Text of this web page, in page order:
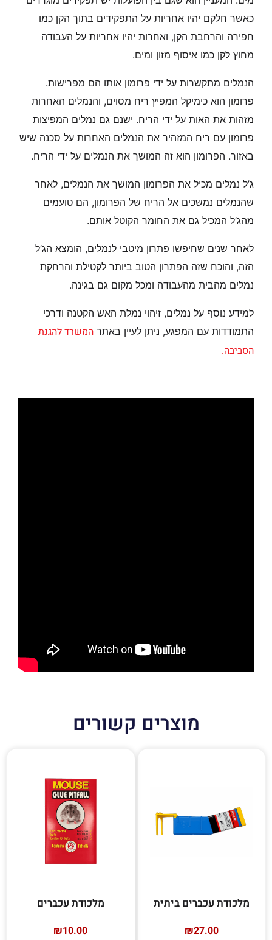
כאשר חלקם יהיו אחריות על התפקידים בתוך הקן כמו
חפירה והרחבת הקן, ואחרות יהיו אחריות על העבודה
מחוץ לקן כמו איסוף מזון ומים.
הנמלים מתקשרות על ידי פרומון אותו הם מפרישות.
פרומון הוא כימיקל המפיץ ריח מסוים, והנמלים האחרות
מזהות את האות על ידי הריח. ישנם גם נמלים המפיצות
פרומון עם ריח המזהיר את הנמלים האחרות על סכנה שיש
באזור. הפרומון הוא זה המושך את הנמלים על ידי הריח.
ג’ל נמלים מכיל את הפרומון המושך את הנמלים, לאחר
שהנמלים נמשכים אל הריח של הפרומון, הם טועמים
מהג’ל המכיל גם את החומר הקוטל אותם.
לאחר שנים שחיפשו פתרון מיטבי לנמלים, הומצא הג’ל
הזה, והוכח שזה הפתרון הטוב ביותר לקטילת והרחקת
נמלים מהבית מהעבודה ומכל מקום גם בגינה.
למידע נוסף על נמלים, זיהוי נמלת האש הקטנה ודרכי
התמודדות עם המפגע, ניתן לעיין באתר המשרד להגנת
הסביבה.
מוצרים קשורים
מלכודת עכברים ביתית
₪27.00
מלכודת עכברים
₪10.00